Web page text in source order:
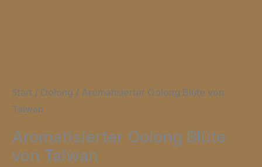
Start / Oolong / Aromatisierter Oolong Blüte von
Taiwan
Aromatisierter Oolong Blüte
von Taiwan